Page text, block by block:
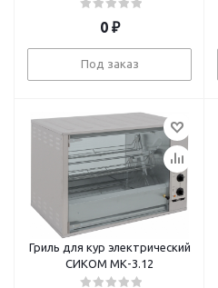
0₽
Под заказ
Гриль для кур электрический
СИКОМ МК-3.12